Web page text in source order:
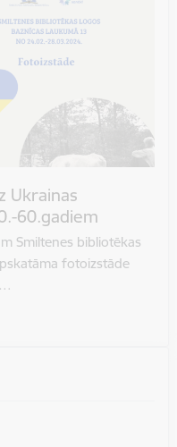
Ukrainas
60.gadiem
Smiltenes bibliotēkas
fotoizstāde